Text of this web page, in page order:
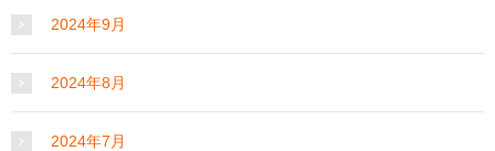
2024年9月
2024年8月
2024年7月